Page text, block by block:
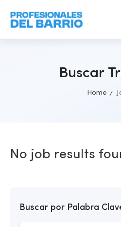
Buscar
Home
Buscar por Palabra
No job results